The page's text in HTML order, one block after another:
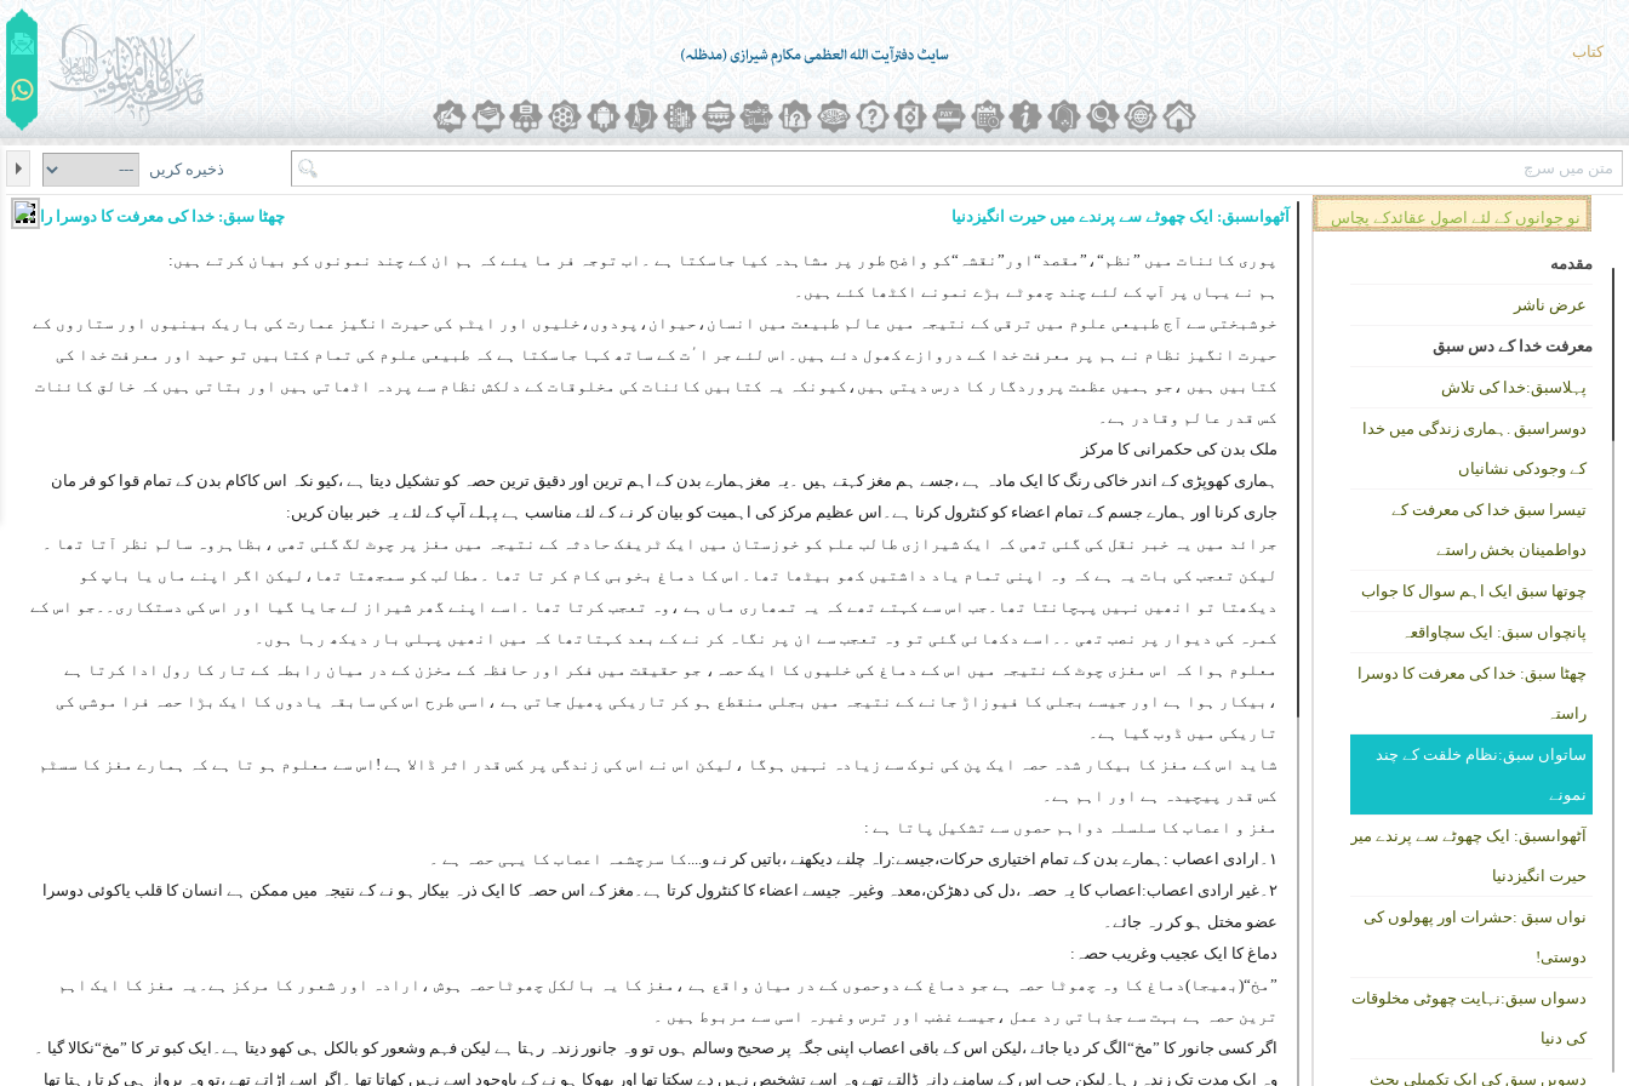
کتاب
ذخیره کریں
نو جوانوں کے لئے اصول عقائدکے پچاس
سبق
مقدمه
عرض ناشر
معرفت خدا کے دس سبق
پہلاسبق:خدا کی تلاش
دوسراسبق .ہماری زندگی میں خدا
کے وجودکی نشانیاں
تیسرا سبق خدا کی معرفت کے
دواطمینان بخش راستے
چوتھا سبق ایک اہم سوال کا جواب
پانچواں سبق: ایک سچاواقعہ
چھٹا سبق: خدا کی معرفت کا دوسرا
راستہ
ساتواں سبق:نظام خلقت کے چند
نمونے
آٹھواںسبق: ایک چھوٹے سے پرندے میں
حیرت انگیزدنیا
نواں سبق :حشرات اور پھولوں کی
دوستی!
دسواں سبق:نہایت چھوٹی مخلوقات
کی دنیا
دسویں سبق کی ایک تکمیلی بحث
آٹھواںسبق: ایک چھوٹے سے پرندے میں حیرت انگیزدنیا چھٹا سبق: خدا کی معرفت کا دوسرا راستہ
پوری کائنات میں ”نظم“،”مقصد“اور”نقشہ“کو واضح طور پر مشاہدہ کیا جاسکتا ہے ۔اب توجہ فر ما یئے کہ ہم ان کے چند نمونوں کو بیان کرتے ہیں:
ہم نے یہاں پر آپ کے لئے چند چھوٹے بڑے نمونے اکٹھا کئے ہیں۔
خوشبختی سے آج طبیعی علوم میں ترقی کے نتیجہ میں عالم طبیعت میں انسان،حیوان،پودوں،خلیوں اور ایٹم کی حیرت انگیز عمارت کی باریک بینیوں اور ستاروں کے
حیرت انگیز نظام نے ہم پر معرفت خدا کے دروازے کھول دئے ہیں۔اس لئے جر اٴت کے ساتھ کہا جاسکتا ہے کہ طبیعی علوم کی تمام کتابیں تو حید اور معرفت خدا کی
کتابیں ہیں ،جو ہمیں عظمت پروردگار کا درس دیتی ہیں،کیونکہ یہ کتابیں کائنات کی مخلوقات کے دلکش نظام سے پردہ اٹھاتی ہیں اور بتاتی ہیں کہ خالق کائنات
کس قدر عالم وقادر ہے۔
ملک بدن کی حکمرانی کا مرکز
ہماری کھوپڑی کے اندر خاکی رنگ کا ایک مادہ ہے ،جسے ہم مغز کہتے ہیں ۔یہ مغزہمارے بدن کے اہم ترین اور دقیق ترین حصہ کو تشکیل دیتا ہے ،کیو نکہ اس کاکام بدن کے تمام قوا کو فر مان
جاری کرنا اور ہمارے جسم کے تمام اعضاء کو کنٹرول کرنا ہے۔اس عظیم مرکز کی اہمیت کو بیان کر نے کے لئے مناسب ہے پہلے آپ کے لئے یہ خبر بیان کریں:
جرائد میں یہ خبر نقل کی گئی تھی کہ ایک شیرازی طالب علم کو خوزستان میں ایک ٹریفک حادثہ کے نتیجہ میں مغز پر چوٹ لگ گئی تھی ،بظاہروہ سالم نظر آتا تھا ۔
لیکن تعجب کی بات یہ ہے کہ وہ اپنی تمام یاد داشتیں کھو بیٹھا تھا۔اس کا دماغ بخوبی کام کر تا تھا ۔مطالب کو سمجھتا تھا،لیکن اگر اپنے ماں یا باپ کو
دیکھتا تو انھیں نہیں پہچانتا تھا۔جب اس سے کہتے تھے کہ یہ تمھاری ماں ہے ،وہ تعجب کرتا تھا ۔اسے اپنے گھر شیراز لے جایا گیا اور اس کی دستکاری۔۔جو اس کے
کمرہ کی دیوار پر نصب تھی ۔۔اسے دکھائی گئی تو وہ تعجب سے ان پر نگاہ کر نے کے بعد کہتاتھا کہ میں انھیں پہلی بار دیکھ رہا ہوں۔
معلوم ہوا کہ اس مغزی چوٹ کے نتیجہ میں اس کے دماغ کی خلیوں کا ایک حصہ، جو حقیقت میں فکر اور حافظہ کے مخزن کے در میان رابطہ کے تار کا رول ادا کرتا ہے
،بیکار ہوا ہے اور جیسے بجلی کا فیوزاڑ جانے کے نتیجہ میں بجلی منقطع ہو کر تاریکی پھیل جاتی ہے ،اسی طرح اس کی سابقہ یادوں کا ایک بڑا حصہ فرا موشی کی
تاریکی میں ڈوب گیا ہے۔
شاید اس کے مغز کا بیکار شدہ حصہ ایک پن کی نوک سے زیادہ نہیں ہوگا ،لیکن اس نے اس کی زندگی پر کس قدر اثر ڈالا ہے !اس سے معلوم ہو تا ہے کہ ہمارے مغز کا سسٹم
کس قدر پیچیدہ ہے اور اہم ہے۔
مغز و اعصاب کا سلسلہ دواہم حصوں سے تشکیل پاتا ہے :
۱۔ارادی اعصاب :ہمارے بدن کے تمام اختیاری حرکات،جیسے:راہ چلنے دیکھنے ،باتیں کر نے و
....کا سرچشمہ اعصاب کا یہی حصہ ہے ۔
۲۔غیر ارادی اعصاب:اعصاب کا یہ حصہ ،دل کی دھڑکن،معدہ وغیرہ جیسے اعضاء کا کنٹرول کرتا ہے۔مغز کے اس حصہ کا ایک ذرہ بیکار ہو نے کے نتیجہ میں ممکن ہے انسان کا قلب یاکوئی دوسرا
عضو مختل ہو کر رہ جائے۔
دماغ کا ایک عجیب وغریب حصہ:
”مخ“(بھیجا)دماغ کا وہ چھوٹا حصہ ہے جو دماغ کے دوحصوں کے در میان واقع ہے ،مغز کا یہ بالکل چھوٹاحصہ ہوش ،ارادہ اور شعور کا مرکز ہے۔یہ مغز کا ایک اہم
ترین حصہ ہے بہت سے جذباتی رد عمل ،جیسے غضب اور ترس وغیرہ اسی سے مربوط ہیں ۔
اگر کسی جانور کا ”مخ“الگ کر دیا جائے ،لیکن اس کے باقی اعصاب اپنی جگہ پر صحیح وسالم ہوں تو وہ جانور زندہ رہتا ہے لیکن فہم وشعور کو بالکل ہی کھو دیتا ہے۔ایک کبو تر کا ”مخ“نکالا گیا ۔
وہ ایک مدت تک زندہ رہا۔لیکن جب اس کے سامنے دانہ ڈالتے تھے وہ اسے تشخیص نہیں دے سکتا تھا اور بھوکا ہو نے کے باوجود اسے نہیں کھاتا تھا ۔اگر اسے اڑاتے تھے ،تو وہ پرواز ہی کرتا رہتا تھا